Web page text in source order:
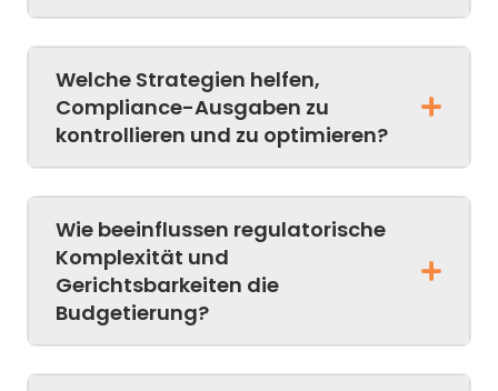
Welche Strategien helfen,
Compliance-Ausgaben zu
kontrollieren und zu optimieren?
Wie beeinflussen regulatorische
Komplexität und
Gerichtsbarkeiten die
Budgetierung?